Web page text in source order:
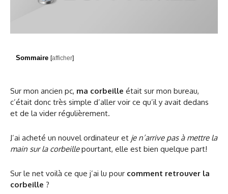
Sommaire [afficher]
Sur mon ancien pc, ma corbeille était sur mon bureau,
c’était donc très simple d’aller voir ce qu’il y avait dedans
et de la vider régulièrement.
J’ai acheté un nouvel ordinateur et je n’arrive pas à mettre la
main sur la corbeillepourtant, elle est bien quelque part!
Sur le net voilà ce que j’ai lu pour comment retrouver la
corbeille ?